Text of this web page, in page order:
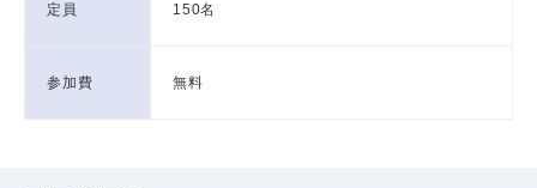
定員 150名
参加費 無料